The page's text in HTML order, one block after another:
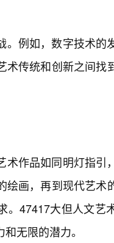
。例如，数字技术的
术传统和创新之间找
术作品如同明灯指引
绘画，再到现代艺术
。47417大但人文艺
无限的潜力。